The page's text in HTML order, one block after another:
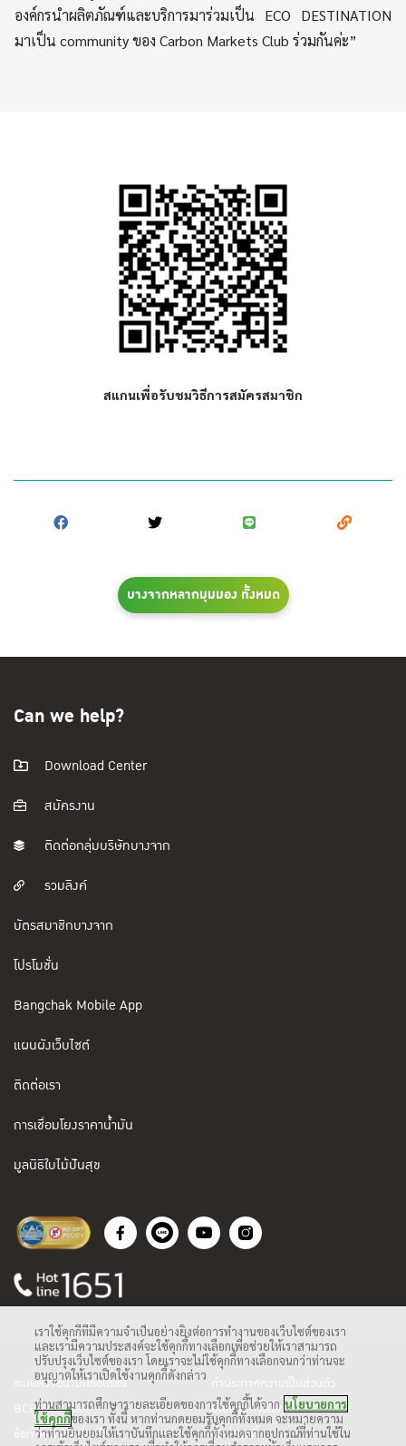
องค์กรนำผลิตภัณฑ์และบริการมาร่วมเป็น ECO DESTINATION
มาเป็น community ของ Carbon Markets Club ร่วมกันค่ะ”
สแกนเพื่อรับชมวิธีการสมัครสมาชิก
บางจากหลากมุมมอง ทั้งหมด
Can we help?
Download Center
สมัครงาน
ติดต่อกลุ่มบริษัทบางจาก
รวมลิงค์
บัตรสมาชิกบางจาก
โปรโมชั่น
Bangchak Mobile App
แผนผังเว็บไซต์
ติดต่อเรา
การเชื่อมโยงราคาน้ำมัน
มูลนิธิใบไม้ปันสุข
ระบบสั่งซื้อน้ำมันออนไลน์
BCP Web Mail
ข้อกำหนดและเงื่อนไข
นโยบายการใช้คุกกี้
ตั้งค่าคุกกี้
เราใช้คุกกี้ที่มีความจำเป็นอย่างยิ่งต่อการทำงานของเว็บไซต์ของเรา
และเรามีความประสงค์จะใช้คุกกี้ทางเลือกเพื่อช่วยให้เราสามารถ
ปรับปรุงเว็บไซต์ของเรา โดยเราจะไม่ใช้คุกกี้ทางเลือกจนกว่าท่านจะ
อนุญาตให้เราเปิดใช้งานคุกกี้ดังกล่าว
ท่านสามารถศึกษารายละเอียดของการใช้คุกกี้ได้จาก นโยบายการ
ใช้คุกกี้ของเรา ทั้งนี้ หากท่านกดยอมรับคุกกี้ทั้งหมด จะหมายความ
ว่าท่านยินยอมให้เราบันทึกและใช้คุกกี้ทั้งหมดจากอุปกรณ์ที่ท่านใช้ใน